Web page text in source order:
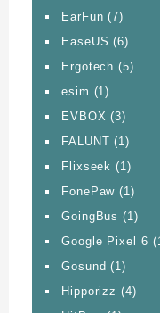
EarFun (7)
EaseUS (6)
Ergotech (5)
esim (1)
EVBOX (3)
FALUNT (1)
Flixseek (1)
FonePaw (1)
GoingBus (1)
Google Pixel 6
Gosund (1)
Hipporizz (4)